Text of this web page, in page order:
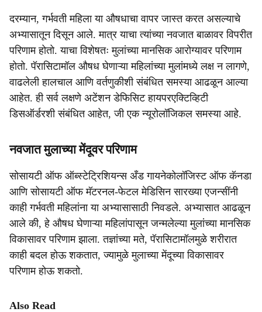
दरम्यान, गर्भवती महिला या औषधाचा वापर जास्त करत असल्याचे
अभ्यासातून दिसून आले. मात्र याचा त्यांच्या नवजात बाळावर विपरीत
परिणाम होतो. याचा विशेषतः मुलांच्या मानसिक आरोग्यावर परिणाम
होतो. पॅरासिटामॉल औषध घेणाऱ्या महिलांच्या मुलांमध्ये लक्ष न लागणे,
वाढलेली हालचाल आणि वर्तणुकीशी संबंधित समस्या आढळून आल्या
आहेत. ही सर्व लक्षणे अटेंशन डेफिसिट हायपरएक्टिव्हिटी
डिसऑर्डरशी संबंधित आहेत, जी एक न्यूरोलॉजिकल समस्या आहे.
नवजात मुलाच्या मेंदूवर परिणाम
सोसायटी ऑफ ऑब्स्टेट्रिशियन्स अँड गायनेकोलॉजिस्ट ऑफ कॅनडा
आणि सोसायटी ऑफ मॅटरनल-फेटल मेडिसिन सारख्या एजन्सींनी
काही गर्भवती महिलांना या अभ्यासासाठी निवडले. अभ्यासात आढळून
आले की, हे औषध घेणाऱ्या महिलांपासून जन्मलेल्या मुलांच्या मानसिक
विकासावर परिणाम झाला. तज्ञांच्या मते, पॅरासिटामॉलमुळे शरीरात
काही बदल होऊ शकतात, ज्यामुळे मुलाच्या मेंदूच्या विकासावर
परिणाम होऊ शकतो.
Also Read